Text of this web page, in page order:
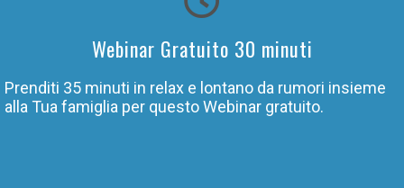
Webinar Gratuito 30 minuti
Prenditi 35 minuti in relax e lontano da rumori insieme
alla Tua famiglia per questo Webinar gratuito.